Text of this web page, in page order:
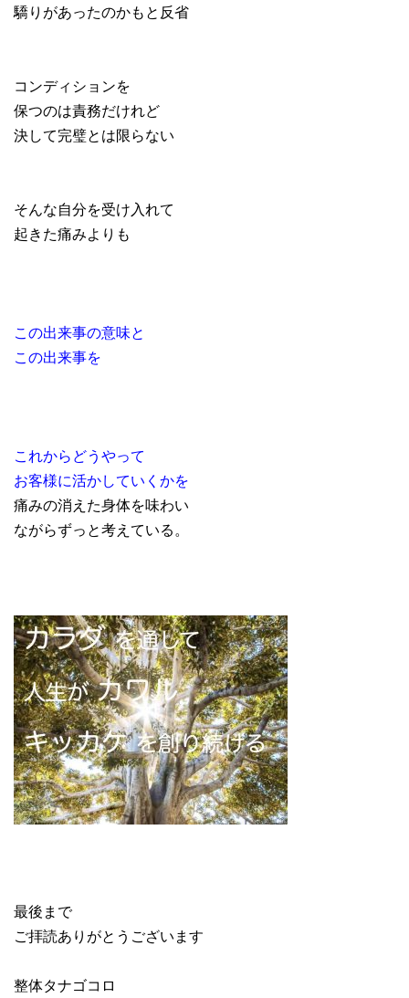
驕りがあったのかもと反省
コンディションを
保つのは責務だけれど
決して完璧とは限らない
そんな自分を受け入れて
起きた痛みよりも
この出来事の意味と
この出来事を
これからどうやって
お客様に活かしていくかを
痛みの消えた身体を味わい
ながらずっと考えている。
最後まで
ご拝読ありがとうございます
整体タナゴコロ